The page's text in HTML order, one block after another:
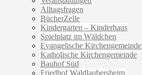
Alltagsfragen
BücherZelle
Kindergarten – Kinderhaus
Spielplatz im Wäldchen
Evangelische Kirchengemeinde
Katholische Kirchengemeinde
Bauhof Süd
Friedhof Waldlaubersheim